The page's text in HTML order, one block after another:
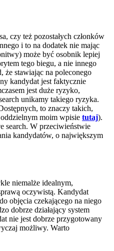
czy też pozostałych członków
i to na dodatek nie mając
może być osobnik lepiej
tego biegu, a nie innego
że stawiając na poleconego
kandydat jest faktycznie
jest duże ryzyko,
unikamy takiego ryzyka.
to znaczy takich,
moim wpisie tutaj).
search. W przeciwieństwie
kandydatów, o największym
niemalże idealnym,
oczywistą. Kandydat
objęcia czekającego na niego
dobrze działający system
nie jest dobrze przygotowany
możliwy. Warto